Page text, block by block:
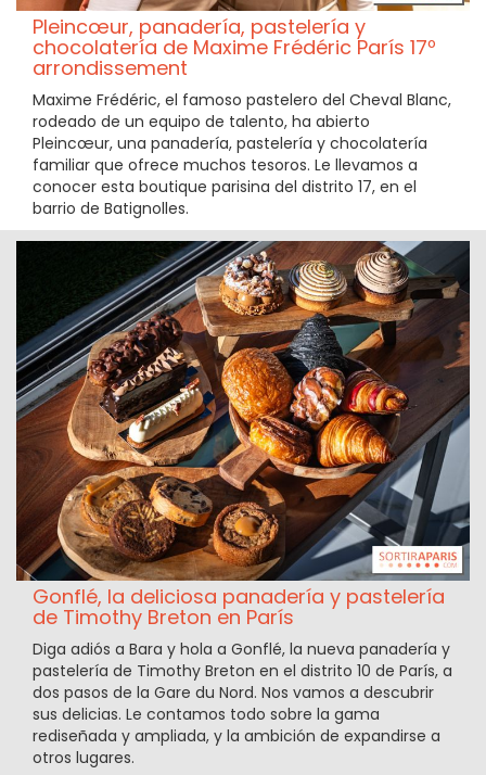
Pleincœur, panadería, pastelería y
chocolatería de Maxime Frédéric París 17º
arrondissement
Maxime Frédéric, el famoso pastelero del Cheval Blanc,
rodeado de un equipo de talento, ha abierto
Pleincœur, una panadería, pastelería y chocolatería
familiar que ofrece muchos tesoros. Le llevamos a
conocer esta boutique parisina del distrito 17, en el
barrio de Batignolles.
Gonflé, la deliciosa panadería y pastelería
de Timothy Breton en París
Diga adiós a Bara y hola a Gonflé, la nueva panadería y
pastelería de Timothy Breton en el distrito 10 de París, a
dos pasos de la Gare du Nord. Nos vamos a descubrir
sus delicias. Le contamos todo sobre la gama
rediseñada y ampliada, y la ambición de expandirse a
otros lugares.